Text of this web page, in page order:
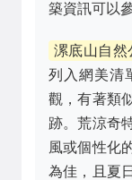
築資訊可以
漯底山自然
列入網美清
觀，有著類
跡。荒涼奇
風或個性化
為佳，且夏